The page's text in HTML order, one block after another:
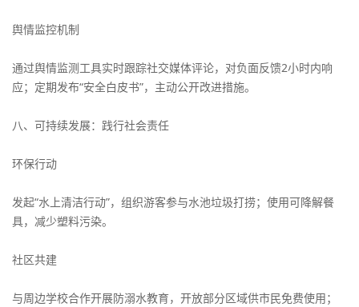
舆情监控机制
通过舆情监测工具实时跟踪社交媒体评论，对负面反馈2小时内响
应；定期发布“安全白皮书”，主动公开改进措施。
八、可持续发展：践行社会责任
环保行动
发起“水上清洁行动”，组织游客参与水池垃圾打捞；使用可降解餐
具，减少塑料污染。
社区共建
与周边学校合作开展防溺水教育，开放部分区域供市民免费使用；